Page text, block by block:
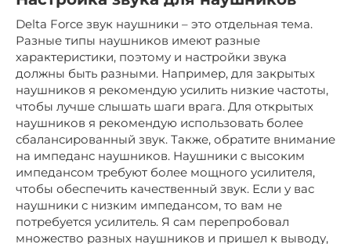
Delta Force звук наушники – это отдельная тема.
Разные типы наушников имеют разные
характеристики, поэтому и настройки звука
должны быть разными. Например, для закрытых
наушников я рекомендую усилить низкие частоты,
чтобы лучше слышать шаги врага. Для открытых
наушников я рекомендую использовать более
сбалансированный звук. Также, обратите внимание
на импеданс наушников. Наушники с высоким
импедансом требуют более мощного усилителя,
чтобы обеспечить качественный звук. Если у вас
наушники с низким импедансом, то вам не
потребуется усилитель. Я сам перепробовал
множество разных наушников и пришел к выводу,